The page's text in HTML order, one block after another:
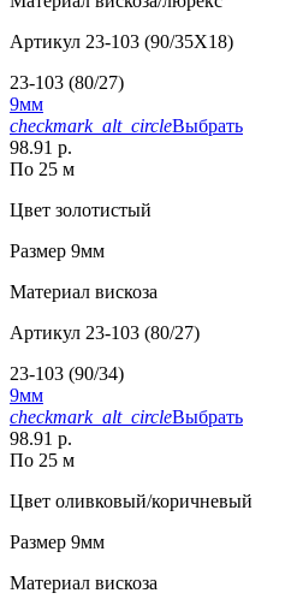
Артикул 23-103 (90/35X18)
23-103 (80/27)
9мм
checkmark_alt_circleВыбрать
98.91 р.
По 25 м
Цвет золотистый
Размер 9мм
Материал вискоза
Артикул 23-103 (80/27)
23-103 (90/34)
9мм
checkmark_alt_circleВыбрать
98.91 р.
По 25 м
Цвет оливковый/коричневый
Размер 9мм
Материал вискоза